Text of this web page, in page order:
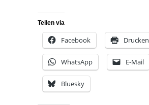
Teilen via
Facebook Drucken
WhatsApp E-Mail
Bluesky